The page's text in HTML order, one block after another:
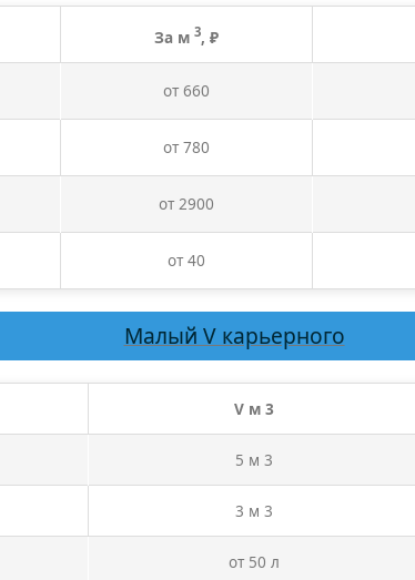
За м 3, ₽
от 660
от 780
от 2900
от 40
Малый V карьерного
V м 3
5 м 3
3 м 3
от 50 л